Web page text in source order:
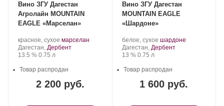
Вино ЗГУ Дагестан
Агролайн MOUNTAIN
EAGLE «Марселан»
Производитель:
ООО
«Агролайн».
красное, сухое .
Сорт
марселан
Регион:
Дагестан, Дербент
Крепость
13.5 %. Объем
0.75 л
2 200 руб.
Товар распродан
Вино ЗГУ Дагестан
MOUNTAIN EAGLE
«Шардоне»
Производитель:
ООО
«Агролайн».
белое, сухое .
Сорт
шардоне.
Регион:
Дагестан, Дербент
Крепость
13 %. Объем
0.75 л
1 600 руб.
Товар распродан